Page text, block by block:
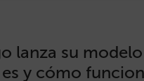
lanza su
y cómo